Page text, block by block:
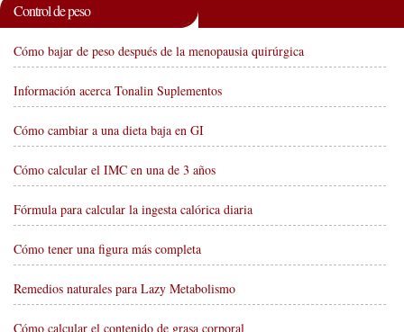
Control de peso
Cómo bajar de peso después de la menopausia quirúrgica
Información acerca Tonalin Suplementos
Cómo cambiar a una dieta baja en GI
Cómo calcular el IMC en una de 3 años
Fórmula para calcular la ingesta calórica diaria
Cómo tener una figura más completa
Remedios naturales para Lazy Metabolismo
Cómo calcular el contenido de grasa corporal